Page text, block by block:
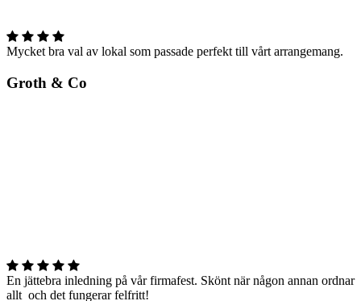
Mycket bra val av lokal som passade perfekt till vårt arrangemang.
Groth & Co
En jättebra inledning på vår firmafest. Skönt när någon annan ordnar
allt och det fungerar felfritt!